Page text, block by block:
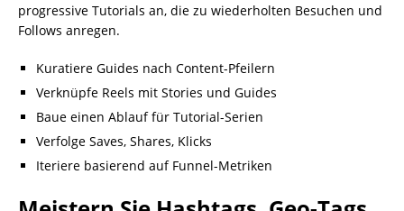
progressive Tutorials an, die zu wiederholten Besuchen und
Follows anregen.
Kuratiere Guides nach Content-Pfeilern
Verknüpfe Reels mit Stories und Guides
Baue einen Ablauf für Tutorial-Serien
Verfolge Saves, Shares, Klicks
Iteriere basierend auf Funnel-Metriken